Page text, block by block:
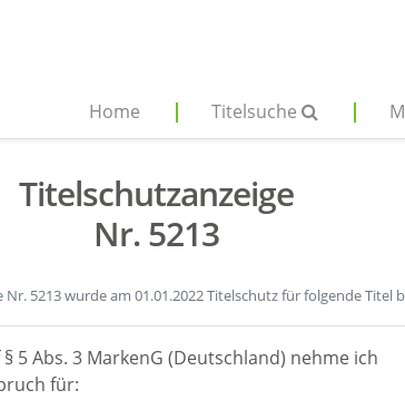
Home Titelsuche
Titelschutzanzeige
Nr. 5213
5213 wurde am 01.01.2022 Titelschutz für folgende Titel
5 Abs. 3 MarkenG (Deutschland) nehme ich
für: